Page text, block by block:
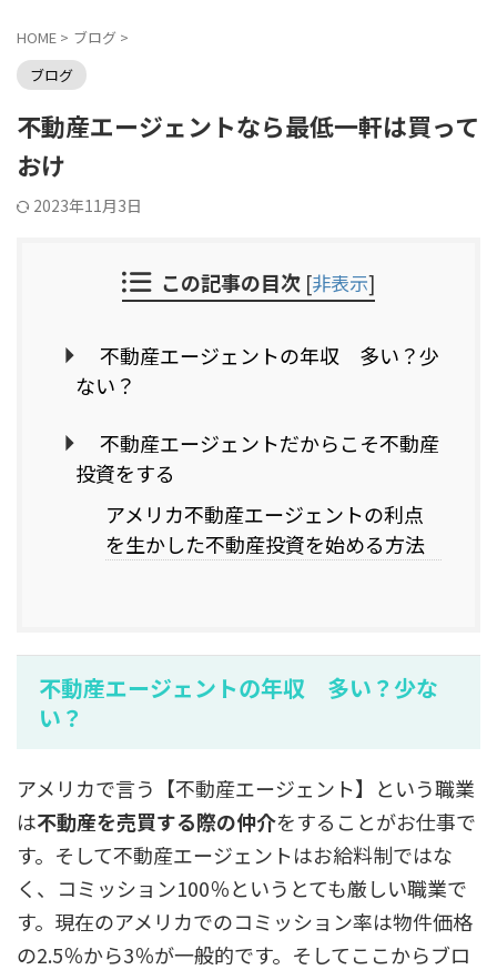
HOME > ブログ >
ブログ
不動産エージェントなら最低一軒は買って
おけ
2023年11月3日
この記事の目次 [非表示]
不動産エージェントの年収 多い？少
ない？
不動産エージェントだからこそ不動産
投資をする
アメリカ不動産エージェントの利点
を生かした不動産投資を始める方法
不動産エージェントの年収 多い？少な
い？
アメリカで言う【不動産エージェント】という職業
は不動産を売買する際の仲介をすることがお仕事で
す。そして不動産エージェントはお給料制ではな
く、コミッション100％というとても厳しい職業で
す。現在のアメリカでのコミッション率は物件価格
の2.5％から3％が一般的です。そしてここからブロ